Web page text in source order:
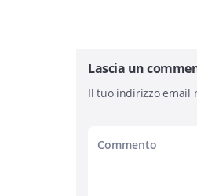
Lascia un
Il tuo indirizzo email